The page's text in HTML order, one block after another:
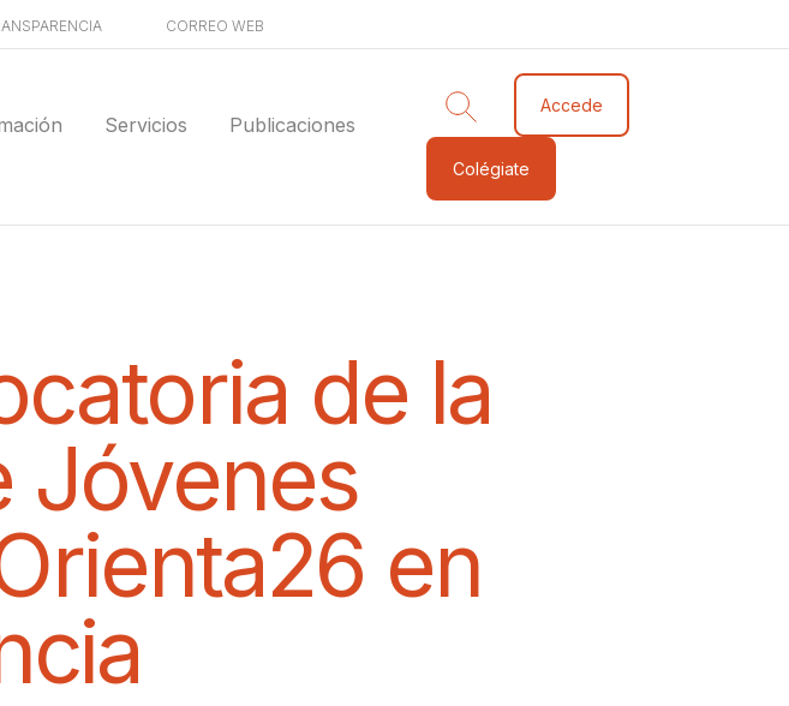
CORREO WEB
Servicios
Publicaciones
Accede
Colégiate
de la
Jóvenes
en